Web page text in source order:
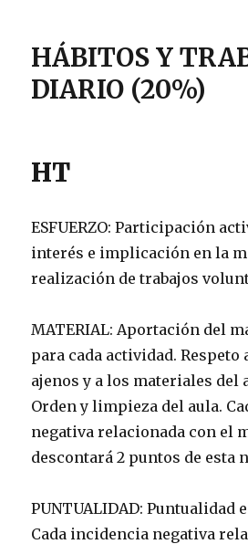
HÁBITOS Y
DIARIO (20%)
HT
ESFUERZO: Participación
interés e implicación en la
realización de trabajos
MATERIAL: Aportación del
para cada actividad. Respeto
ajenos y a los materiales del
Orden y limpieza del aula.
negativa relacionada con el
descontará 2 puntos de esta
PUNTUALIDAD: Puntualidad
Cada incidencia negativa